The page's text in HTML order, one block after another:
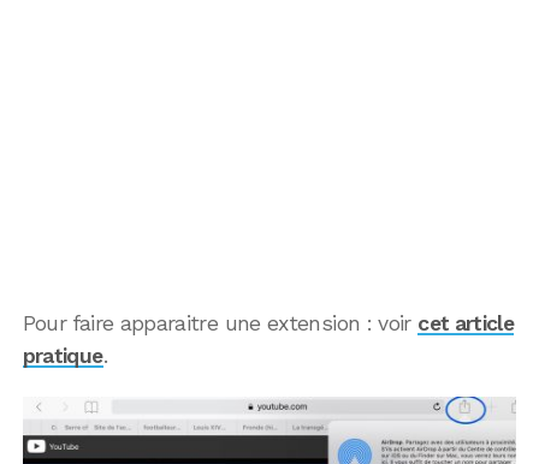
Pour faire apparaitre une extension : voir cet article
pratique.